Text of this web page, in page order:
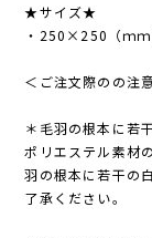
★サイズ★
・250×250（ｍｍ
＜ご注文際のの注
＊毛羽の根本に若
ポリエステル素材
羽の根本に若干の
了承ください。